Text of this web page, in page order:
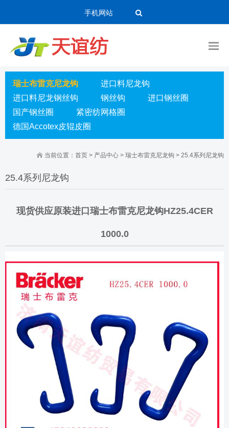
手机网站
瑞士布雷克尼龙钩
进口料尼龙钩
进口料尼龙钢丝钩
钢丝钩
进口钢丝圈
国产钢丝圈
紧密纺网格圈
德国Accotex皮辊皮圈
当前位置： 首页 > 产品中心 > 瑞士布雷克尼龙钩 > 25.4系列尼龙钩
25.4系列尼龙钩
现货供应原装进口瑞士布雷克尼龙钩HZ25.4CER
1000.0